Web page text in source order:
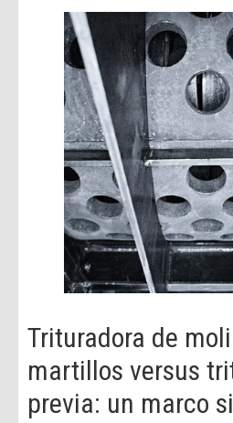
Trituradora de
martillos versus
previa: un marco